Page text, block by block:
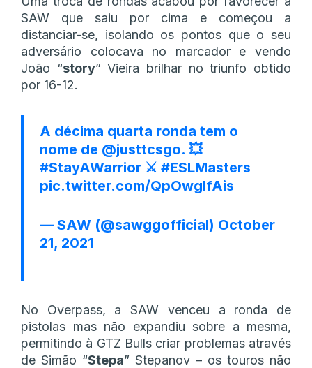
SAW que saiu por cima e começou a
distanciar-se, isolando os pontos que o seu
adversário colocava no marcador e vendo
João “story” Vieira brilhar no triunfo obtido
por 16-12.
A décima quarta ronda tem o
nome de @justtcsgo. 💥
#StayAWarrior ⚔️ #ESLMasters
pic.twitter.com/QpOwglfAis
— SAW (@sawggofficial) October
21, 2021
No Overpass, a SAW venceu a ronda de
pistolas mas não expandiu sobre a mesma,
permitindo à GTZ Bulls criar problemas através
de Simão “Stepa” Stepanov – os touros não